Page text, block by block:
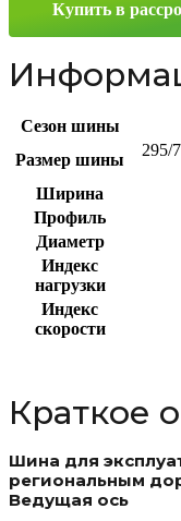
Купить в
Сезон шины
Размер шины
295/
Ширина
Профиль
Диаметр
Индекс
нагрузки
Индекс
скорости
Краткое
Шина для
региональным
Ведущая ось